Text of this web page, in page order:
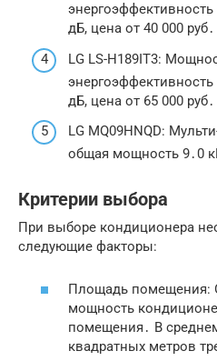
дБ, цена от 40 000 руб․
LG LS-H189IT3:
дБ, цена от 65 000 руб․
LG MQ09HNQD:
общая мощность 9․0
Критерии выбора
При выборе кондиционера
следующие факторы:
Площадь помещения:
мощность
помещения․ В
квадратных метров